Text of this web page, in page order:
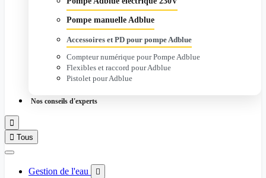
Pompe manuelle Adblue
Accessoires et PD pour pompe Adblue
Compteur numérique pour Pompe Adblue
Flexibles et raccord pour Adblue
Pistolet pour Adblue
Nos conseils d'experts

 Tous
Gestion de l'eau 